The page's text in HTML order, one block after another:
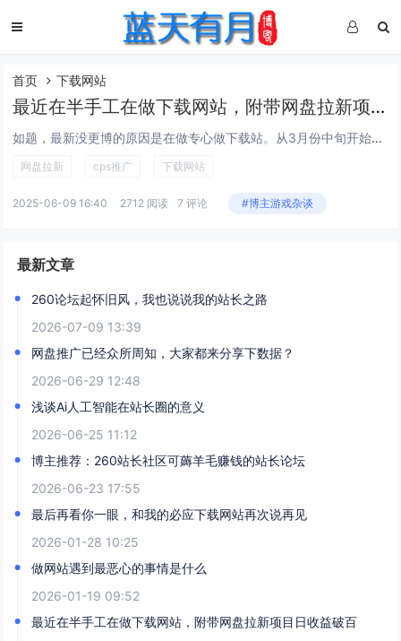
首页 下载网站
最近在半手工在做下载网站，附带网盘拉新项目日收益破百
如题，最新没更博的原因是在做专心做下载站。从3月份中旬开始到今日大概也有3个多月了，先是把自己的网站重新做了一套模板，更契合或者看起来更像一个不错的下载门户了。我的老网站游戏蝴蝶之所以卖了，是因为那个是纯粹的游戏攻略站，不是我理想的网站样子...
网盘拉新 cps推广 下载网站
2025-06-09 16:40 2712 阅读 7 评论 #博主游戏杂谈
最新文章
260论坛起怀旧风，我也说说我的站长之路
2026-07-09 13:39
网盘推广已经众所周知，大家都来分享下数据？
2026-06-29 12:48
浅谈Ai人工智能在站长圈的意义
2026-06-25 11:12
博主推荐：260站长社区可薅羊毛赚钱的站长论坛
2026-06-23 17:55
最后再看你一眼，和我的必应下载网站再次说再见
2026-01-28 10:25
做网站遇到最恶心的事情是什么
2026-01-19 09:52
最近在半手工在做下载网站，附带网盘拉新项目日收益破百